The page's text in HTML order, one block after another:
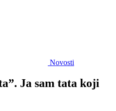
Novosti
Ja sam tata koji